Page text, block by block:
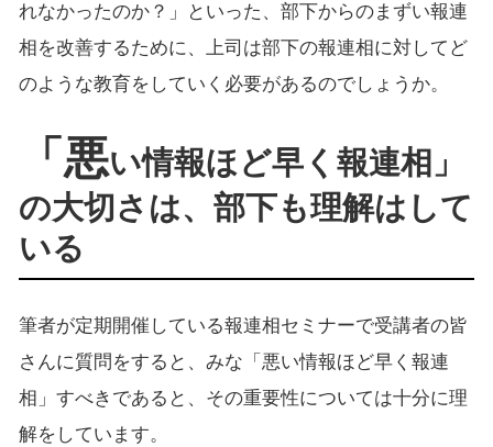
れなかったのか？」といった、部下からのまずい報連
相を改善するために、上司は部下の報連相に対してど
のような教育をしていく必要があるのでしょうか。
「悪い情報ほど早く報連相」
の大切さは、部下も理解はして
いる
筆者が定期開催している報連相セミナーで受講者の皆
さんに質問をすると、みな「悪い情報ほど早く報連
相」すべきであると、その重要性については十分に理
解をしています。